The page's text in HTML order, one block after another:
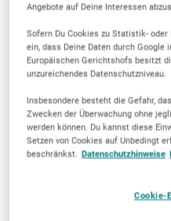
Angebote auf Deine Interessen
Sofern Du Cookies zu Statistik-
ein, dass Deine Daten durch Google
Europäischen Gerichtshofs besitzt
unzureichendes Datenschutzniveau.
Insbesondere besteht die Gefahr,
Zwecken der Überwachung ohne
werden können. Du kannst diese
Setzen von Cookies auf Unbedingt
beschränkst. Datenschutzhinweise
Cookie-